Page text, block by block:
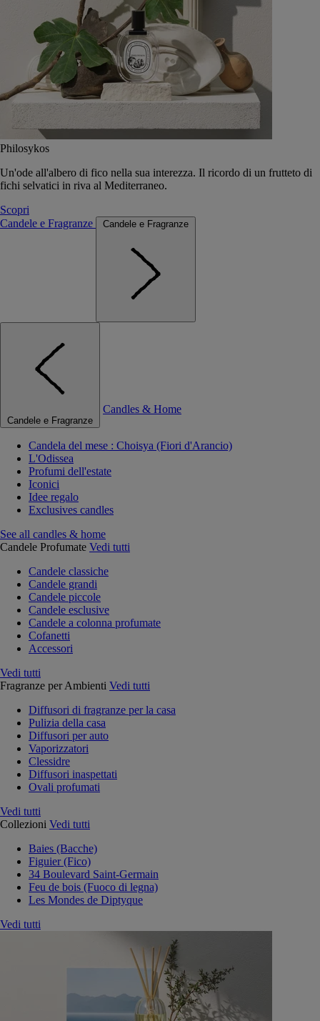
Philosykos
Un'ode all'albero di fico nella sua interezza. Il ricordo di un frutteto di
fichi selvatici in riva al Mediterraneo.
Scopri
Candele e Fragranze
Candele e Fragranze
Candele e Fragranze
Candles & Home
Candela del mese : Choisya (Fiori d'Arancio)
L'Odissea
Profumi dell'estate
Iconici
Idee regalo
Exclusives candles
See all candles & home
Candele Profumate Vedi tutti
Candele classiche
Candele grandi
Candele piccole
Candele esclusive
Candele a colonna profumate
Cofanetti
Accessori
Vedi tutti
Fragranze per Ambienti Vedi tutti
Diffusori di fragranze per la casa
Pulizia della casa
Diffusori per auto
Vaporizzatori
Clessidre
Diffusori inaspettati
Ovali profumati
Vedi tutti
Collezioni Vedi tutti
Baies (Bacche)
Figuier (Fico)
34 Boulevard Saint-Germain
Feu de bois (Fuoco di legna)
Les Mondes de Diptyque
Vedi tutti